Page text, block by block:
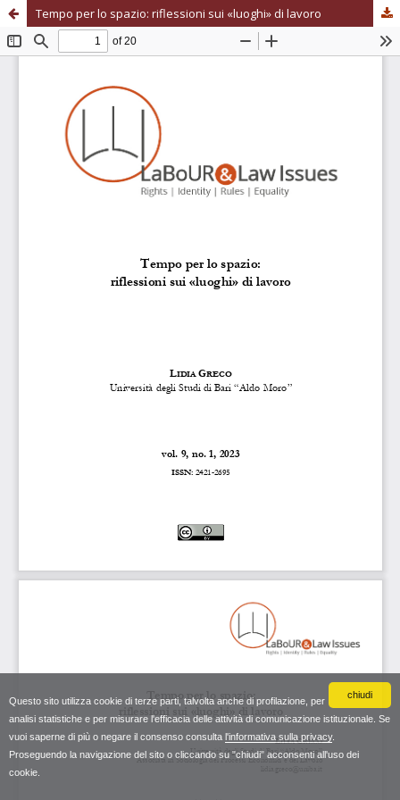
chiudi
Questo sito utilizza cookie di terze parti, talvolta anche di profilazione, per
analisi statistiche e per misurare l'efficacia delle attività di comunicazione istituzionale. Se
vuoi saperne di più o negare il consenso consulta l'informativa sulla privacy.
Proseguendo la navigazione del sito o cliccando su "chiudi" acconsenti all'uso dei
cookie.
Tempo per lo spazio: riflessioni sui «luoghi» di lavoro